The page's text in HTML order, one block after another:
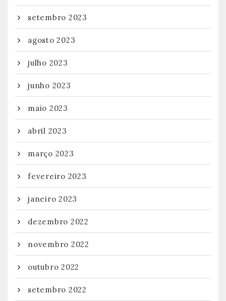
setembro 2023
agosto 2023
julho 2023
junho 2023
maio 2023
abril 2023
março 2023
fevereiro 2023
janeiro 2023
dezembro 2022
novembro 2022
outubro 2022
setembro 2022